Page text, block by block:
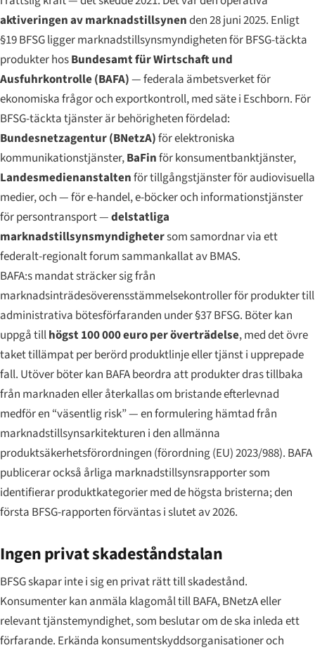
aktiveringen av marknadstillsynenden 28 juni 2025. Enligt
§19 BFSG ligger marknadstillsynsmyndigheten för BFSG-täckta
produkterhosBundesamt für Wirtschaft und
Ausfuhrkontrolle(BAFA)— federala ämbetsverket för
ekonomiska frågor och exportkontroll, med säte i Eschborn. För
BFSG-täcktatjänsterär behörigheten fördelad:
Bundesnetzagentur(BNetzA)för elektroniska
kommunikationstjänster,BaFinför konsumentbanktjänster,
Landesmedienanstaltenför tillgångstjänster för audiovisuella
medier, och — för e-handel, e-böcker och informationstjänster
för persontransport —delstatliga
marknadstillsynsmyndighetersom samordnar via ett
federalt-regionalt forum sammankallat av BMAS.
BAFA:s mandat sträcker sig från
marknadsinträdesöverensstämmelsekontroller för produkter till
administrativa bötesförfaranden under §37 BFSG. Böter kan
uppgå tillhögst 100 000 euro per överträdelse, med det övre
taket tillämpat per berörd produktlinje eller tjänst i upprepade
fall. Utöver böter kan BAFA beordra att produkter dras tillbaka
från marknaden eller återkallas om bristande efterlevnad
medför en “väsentlig risk” — en formulering hämtad från
marknadstillsynsarkitekturen i den allmänna
produktsäkerhetsförordningen (förordning (EU) 2023/988). BAFA
publicerar också årliga marknadstillsynsrapporter som
identifierar produktkategorier med de högsta bristerna; den
första BFSG-rapporten förväntas i slutet av 2026.
Ingen privat skadeståndstalan
BFSG skapar inte i sig en privat rätt till skadestånd.
Konsumenter kan anmäla klagomål till BAFA, BNetzA eller
relevant tjänstemyndighet, som beslutar om de ska inleda ett
förfarande. Erkända konsumentskyddsorganisationer och